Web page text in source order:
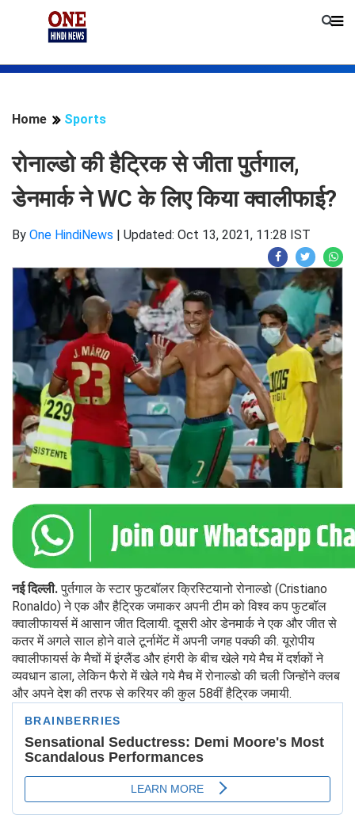
Home Sports
रोनाल्डो की हैट्रिक से जीता पुर्तगाल,
डेनमार्क ने WC के लिए किया क्वालीफाई?
By One HindiNews | Updated: Oct 13, 2021, 11:28 IST
नई दिल्ली.पुर्तगाल के स्टार फुटबॉलर क्रिस्टियानो रोनाल्डो (Cristiano
Ronaldo) ने एक और हैट्रिक जमाकर अपनी टीम को विश्व कप फुटबॉल
क्वालीफायर्स में आसान जीत दिलायी. दूसरी ओर डेनमार्क ने एक और जीत से
कतर में अगले साल होने वाले टूर्नामेंट में अपनी जगह पक्की की. यूरोपीय
क्वालीफायर्स के मैचों में इंग्लैंड और हंगरी के बीच खेले गये मैच में दर्शकों ने
व्यवधान डाला, लेकिन फैरो में खेले गये मैच में रोनाल्डो की चली जिन्होंने क्लब
और अपने देश की तरफ से करियर की कुल 58वीं हैट्रिक जमायी.